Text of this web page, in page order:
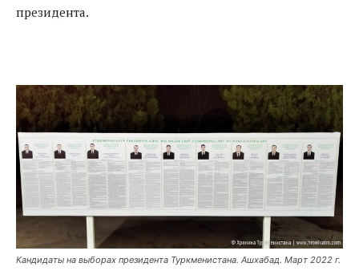
президента.
Кандидаты на выборах президента Туркменистана. Ашхабад. Март 2022 г.